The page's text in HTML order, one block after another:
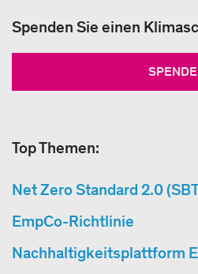
Spenden Sie einen
Top Themen:
Net Zero Standard 2.0
EmpCo-Richtlinie
Nachhaltigkeitsplattform